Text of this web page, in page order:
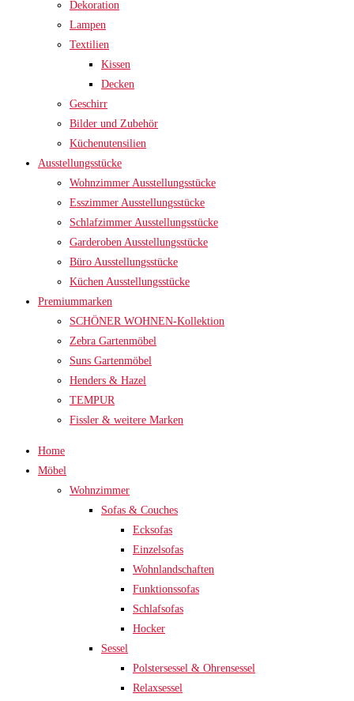
Dekoration
Lampen
Textilien
Kissen
Decken
Geschirr
Bilder und Zubehör
Küchenutensilien
Ausstellungsstücke
Wohnzimmer Ausstellungsstücke
Esszimmer Ausstellungsstücke
Schlafzimmer Ausstellungsstücke
Garderoben Ausstellungsstücke
Büro Ausstellungsstücke
Küchen Ausstellungsstücke
Premiummarken
SCHÖNER WOHNEN-Kollektion
Zebra Gartenmöbel
Suns Gartenmöbel
Henders & Hazel
TEMPUR
Fissler & weitere Marken
Home
Möbel
Wohnzimmer
Sofas & Couches
Ecksofas
Einzelsofas
Wohnlandschaften
Funktionssofas
Schlafsofas
Hocker
Sessel
Polstersessel & Ohrensessel
Relaxsessel